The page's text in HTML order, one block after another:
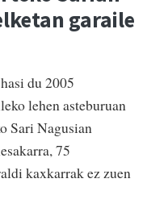
garaile
du 2005
lehen asteburuan
Sari Nagusian
75
kaxkarrak ez zuen